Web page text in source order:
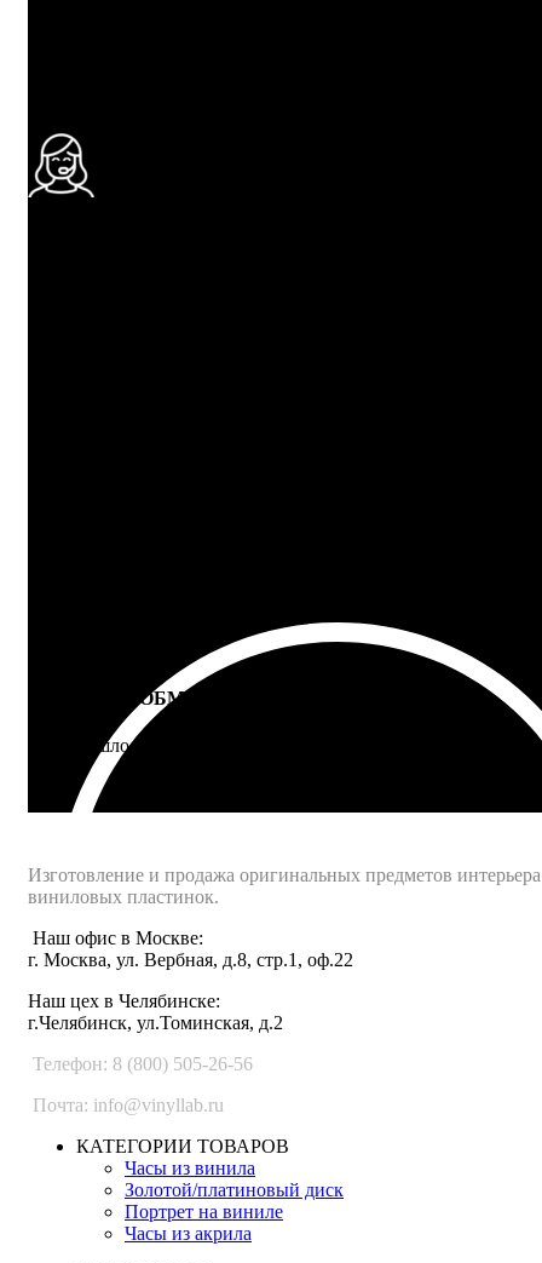
ВОЗВРАТ И ОБМЕН
Не подошло - вернем деньги
Изготовление и продажа оригинальных предметов
виниловых пластинок.
Наш офис в Москве:
г. Москва, ул. Вербная, д.8, стр.1, оф.22
Наш цех в Челябинске:
г.Челябинск, ул.Томинская, д.2
Телефон: 8 (800) 505-26-56
Почта: info@vinyllab.ru
КАТЕГОРИИ ТОВАРОВ
Часы из винила
Золотой/платиновый диск
Портрет на виниле
Часы из акрила